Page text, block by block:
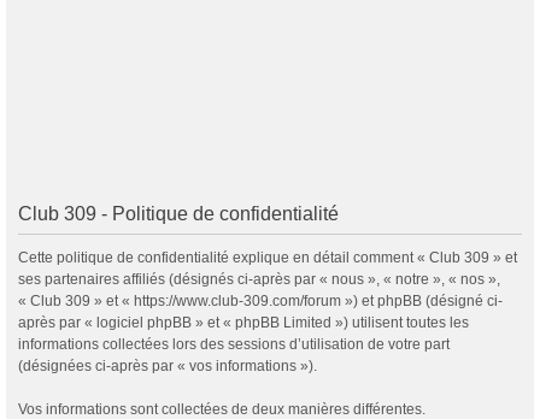
Club 309 - Politique de confidentialité
Cette politique de confidentialité explique en détail comment « Club 309 » et
ses partenaires affiliés (désignés ci-après par « nous », « notre », « nos »,
« Club 309 » et « https://www.club-309.com/forum ») et phpBB (désigné ci-
après par « logiciel phpBB » et « phpBB Limited ») utilisent toutes les
informations collectées lors des sessions d’utilisation de votre part
(désignées ci-après par « vos informations »).
Vos informations sont collectées de deux manières différentes.